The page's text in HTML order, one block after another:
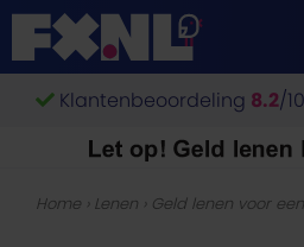
Ga
naar
de
inhoudKlantenbeoordeling 8.2/10
Home › Lenen › Geld lenen voor